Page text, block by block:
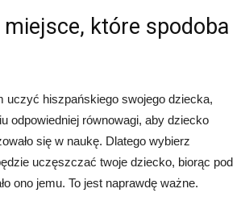
które spodoba
uczyć hiszpańskiego swojego dziecka,
odpowiedniej równowagi, aby dziecko
się w naukę. Dlatego wybierz
uczęszczać twoje dziecko, biorąc pod
ono jemu. To jest naprawdę ważne.